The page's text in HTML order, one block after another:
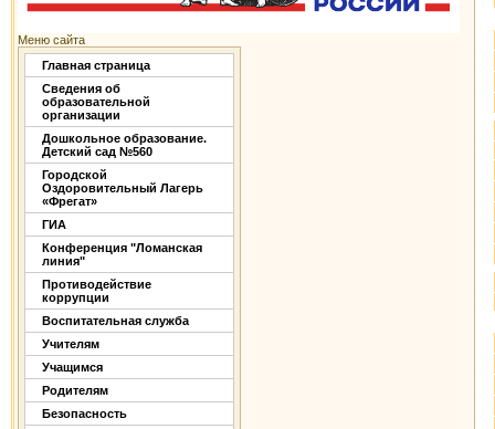
Меню сайта
Главная страница
Сведения об
образовательной
организации
Дошкольное образование.
Детский сад №560
Городской
Оздоровительный Лагерь
«Фрегат»
ГИА
Конференция "Ломанская
линия"
Противодействие
коррупции
Воспитательная служба
Учителям
Учащимся
Родителям
Безопасность